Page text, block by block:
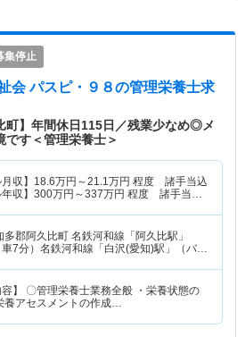
集停止
会 パスピ・９８の管理栄養士求
町】年間休日115日／残業少なめ◎メ
です＜管理栄養士＞
収】 18.6万円～21.1 万円 程度 諸手当込
収】 300万円～337万円 程度 諸手当・
多郡阿久比町 名鉄河和線「阿久比駅」
車7分）名鉄河和線「白沢(愛知)駅」（バ
容】 〇管理栄養士業務全般 ・栄養状態の
養アセスメントの作成…